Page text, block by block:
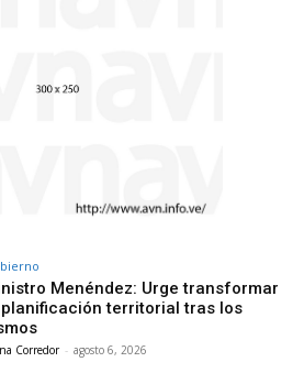
Menéndez: Urge transformar
territorial tras los
Corredor - agosto 6, 2026